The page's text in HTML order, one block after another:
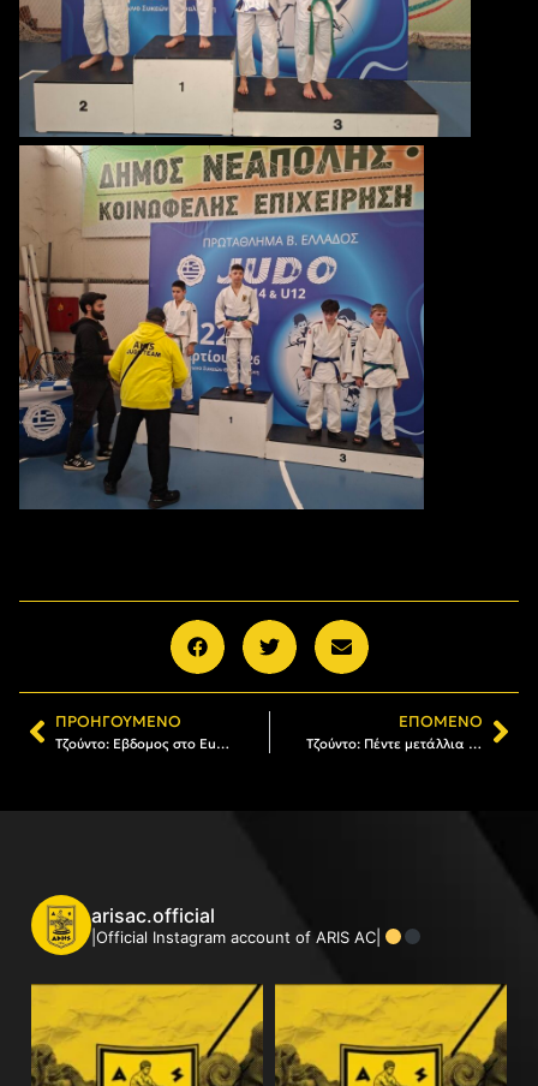
ΠΡΟΗΓΟΎΜΕΝΟ
Τζούντο: Εβδομος στο European Οpen στη Βαρσοβία ο Μυλωνέλης
ΕΠΌΜΕΝΟ
Τζούντο: Πέντε μετάλλια για τον ΑΡΗ στο Πανελλήνιο U21, U16 (pics)
arisac.official
|Official Instagram account of ARIS AC|